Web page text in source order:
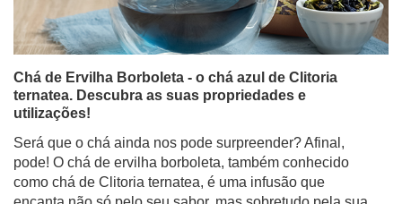
Chá de Ervilha Borboleta - o chá azul de Clitoria
ternatea. Descubra as suas propriedades e
utilizações!
Será que o chá ainda nos pode surpreender? Afinal,
pode! O chá de ervilha borboleta, também conhecido
como chá de Clitoria ternatea, é uma infusão que